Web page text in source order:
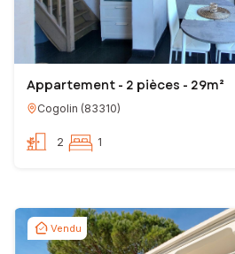
Appartement - 2 pièces - 29m²
Cogolin (83310)
2 1
Vendu